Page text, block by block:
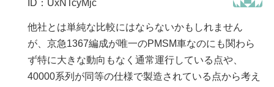
ID：UxNTcyMjc
他社とは単純な比較にはならないかもしれません
が、京急1367編成が唯一のPMSM車なのにも関わら
ず特に大きな動向もなく通常運行している点や、
40000系列が同等の仕様で製造されている点から考え